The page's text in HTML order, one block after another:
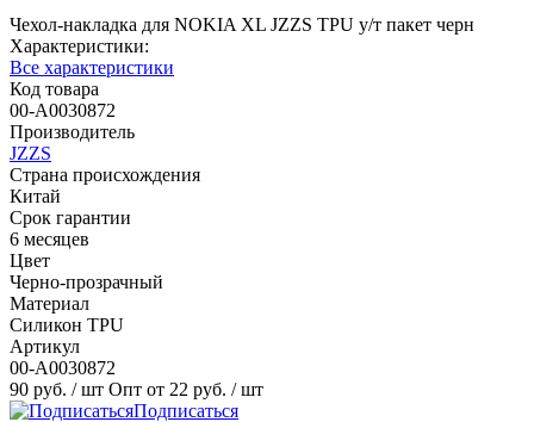
Чехол-накладка для NOKIA XL JZZS TPU у/т пакет черн
Характеристики:
Все характеристики
Код товара
00-А0030872
Производитель
JZZS
Страна происхождения
Китай
Срок гарантии
6 месяцев
Цвет
Черно-прозрачный
Материал
Силикон TPU
Артикул
00-А0030872
90 руб. / шт Опт от 22 руб. / шт
Подписаться